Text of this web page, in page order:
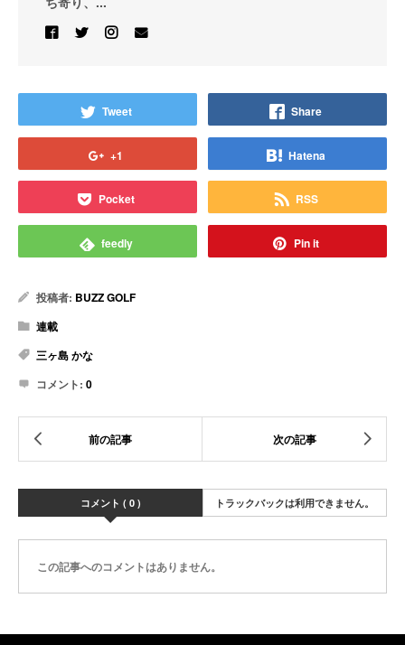
Tweet Share
+1 Hatena
Pocket RSS
feedly Pin it
投稿者: BUZZ GOLF
連載
三ヶ島 かな
コメント: 0
コメント ( 0 ) トラックバックは利用できません。
この記事へのコメントはありません。